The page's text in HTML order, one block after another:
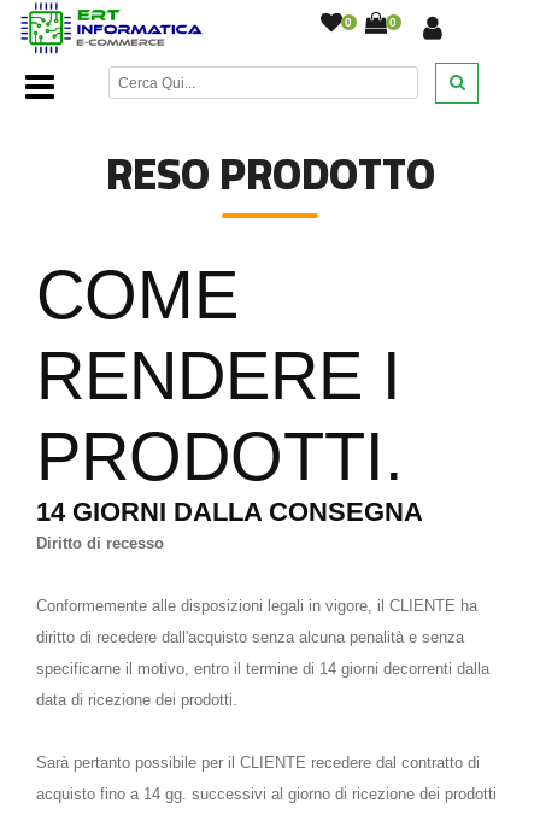
0 0
Home Page/Reso Prodotto/
RESO PRODOTTO
COME
RENDERE I
PRODOTTI.
14 GIORNI DALLA CONSEGNA
Diritto di recesso
Conformemente alle disposizioni legali in vigore, il CLIENTE ha
diritto di recedere dall'acquisto senza alcuna penalità e senza
specificarne il motivo, entro il termine di 14 giorni decorrenti dalla
data di ricezione dei prodotti.
Sarà pertanto possibile per il CLIENTE recedere dal contratto di
acquisto fino a 14 gg. successivi al giorno di ricezione dei prodotti